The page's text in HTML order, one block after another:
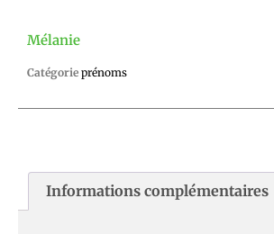
Mélanie
Catégorie prénoms
Informations complémentaires